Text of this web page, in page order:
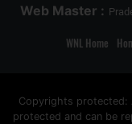
Web Master :
WNL Home
Copyrights protected:
protected and can be